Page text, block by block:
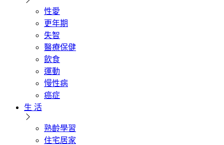
性愛
更年期
失智
醫療保健
飲食
運動
慢性病
癌症
生 活
熟齡學習
住宅居家